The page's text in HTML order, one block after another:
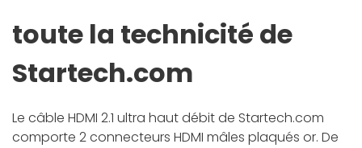
toute la technicité de
Startech.com
Le câble HDMI 2.1 ultra haut débit de Startech.com
comporte 2 connecteurs HDMI mâles plaqués or. De